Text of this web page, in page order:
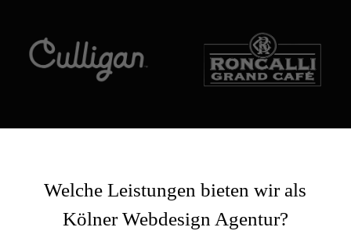
Welche Leistungen bieten wir als
Kölner Webdesign Agentur?